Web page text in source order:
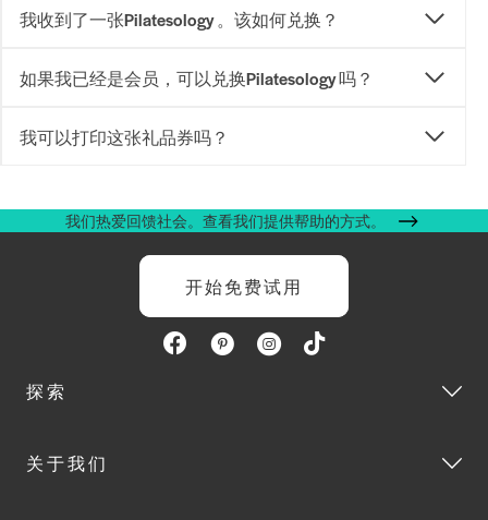
我收到了一张Pilatesology 。该如何兑换？
如果我已经是会员，可以兑换Pilatesology 吗？
我可以打印这张礼品券吗？
我们热爱回馈社会。查看我们提供帮助的方式。
开始免费试用
探索
关于我们